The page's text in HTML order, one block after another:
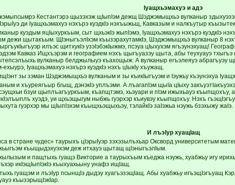
Iуащхьэмахуэ и адэ
Кестантэрэ щызэхэж щIыпIэм дежщ Шэджэмыщхьэ вулканыр
ди Iуащхьэмахуэ нэхърэ куэдкIэ нэхъыжьщ, Кавказым и налкъутыр
куэдым яцIыхуркъым, сыт щхьэкIэ жыпIэмэ, Iуащхьэмахуэ нэхърэ куэдкIэ
дежи щытакъым. ЩIэныгъэлIхэм къызэрахутамкIэ, Шэджэмыщхьэ вулканыр 8
илъэс щитхукIэ узэIэбэкIыжмэ, псэуа цIыхухэм ягъэунэхуащ!
Кавказ Ищхъэрэм и географием нэхъ щыгъуазэу щыта, абы теухуауэ
вулканыр белджылыуэ къахощыж. А вулканыр егъэлеяуэ абрагъуэу
ехыурэ, Iуащхьэмахуэ нэхърэ куэдкIэ нэхъ цIыкIу хъужащ.
зы зэман Шэджэмыщхьэ вулканым и зы къикIыгъуэм и Iэужьу къэунэхуа
и хъуреягъыр бгыщ, дэнэкIэ уплъэми. А лъагапIэм щыIа цIыху
бзуи щыплъагъуркъым, къапщтэмэ, хьэуари и пIэм ижыхьауэ къыпщохъу,
хуэдэ, уи щхьэщыгум ныбжь гуэрхэр къиувэу къыпщохъу. Нэхъ
гуэрхэр мы щIыпIэхэм къыщхьэщыхьэу, тэлайкIэ заIэжьа нэужь бзэхыжу жаIэ.
И лъэIур хуащIащ
в стране чудес» таурыхъ цIэрыIуэр зэхэзылъхьар Оксворд университетым
къыщыдэхуэхэм деж итхауэ щытащ щIэныгъэлIым.
и пащтыхь гуащэ Викторие а таурыхъым къеджа нэужь, хуабжьу игу
икIэщIыпIэкIэ къыхуахьыну унафэ ищIащ.
гуащэм и лъэIур псынщIэ дыдэу хуагъэзэщIащ. Абы хуабжьу игъэщIэгъуащ
къызэрыщIэкIар.